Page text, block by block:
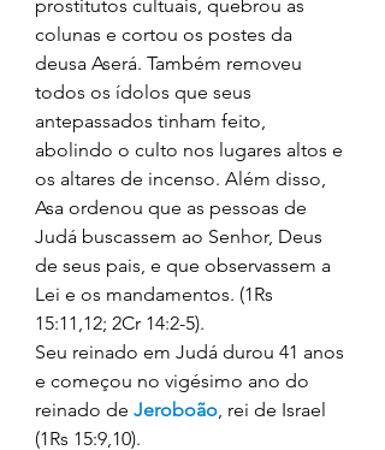
prostitutos cultuais, quebrou as
colunas e cortou os postes da
deusa Aserá. Também removeu
todos os ídolos que seus
antepassados tinham feito,
abolindo o culto nos lugares altos e
os altares de incenso. Além disso,
Asa ordenou que as pessoas de
Judá buscassem ao Senhor, Deus
de seus pais, e que observassem a
Lei e os mandamentos. (1Rs
15:11,12; 2Cr 14:2-5).
Seu reinado em Judá durou 41 anos
e começou no vigésimo ano do
reinado de Jeroboão, rei de Israel
(1Rs 15:9,10).